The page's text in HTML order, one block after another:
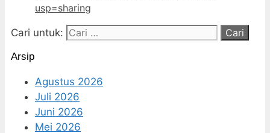
usp=sharing
Cari untuk:
Arsip
Agustus 2026
Juli 2026
Juni 2026
Mei 2026